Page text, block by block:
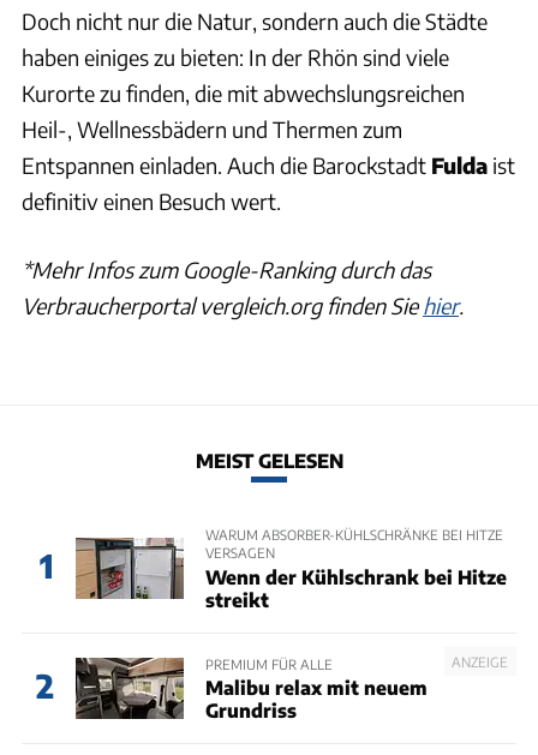
Doch nicht nur die Natur, sondern auch die Städte
haben einiges zu bieten: In der Rhön sind viele
Kurorte zu finden, die mit abwechslungsreichen
Heil-, Wellnessbädern und Thermen zum
Entspannen einladen. Auch die Barockstadt Fulda ist
definitiv einen Besuch wert.
*Mehr Infos zum Google-Ranking durch das
Verbraucherportal vergleich.org finden Siehier.
MEIST GELESEN
1
WARUM ABSORBER-KÜHLSCHRÄNKE BEI HITZE
VERSAGEN
Wenn der Kühlschrank bei Hitze
streikt
2
ANZEIGE
PREMIUM FÜR ALLE
Malibu relax mit neuem
Grundriss